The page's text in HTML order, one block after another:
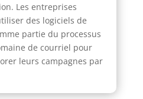
Les entreprises
des logiciels de
partie du processus
de courriel pour
leurs campagnes par